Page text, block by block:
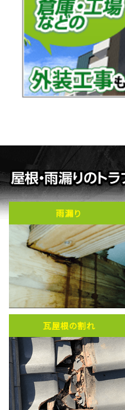
雨漏り
瓦屋根の割れ